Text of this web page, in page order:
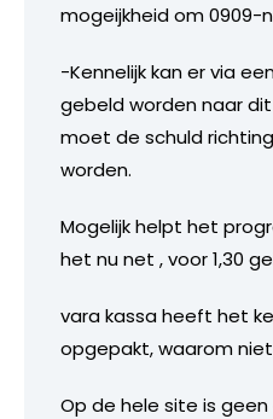
mogeijkheid om 0909-
-Kennelijk kan er via
gebeld worden naar
moet de schuld
worden.
Mogelijk helpt het
het nu net , voor 1,30
vara kassa heeft het
opgepakt, waarom
Op de hele site is